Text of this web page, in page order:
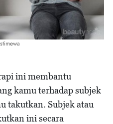
ini membantu
kamu terhadap subjek
takutkan. Subjek atau
ini secara